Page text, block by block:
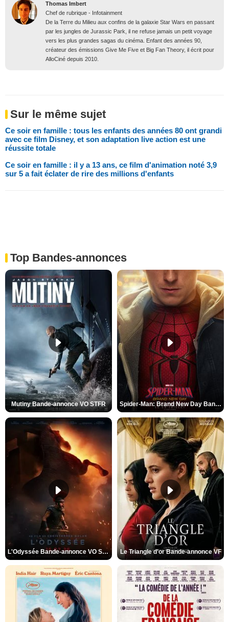
Thomas Imbert
Chef de rubrique - Infotainment
De la Terre du Milieu aux confins de la galaxie Star Wars en passant
par les jungles de Jurassic Park, il ne refuse jamais un petit voyage
vers les plus grandes sagas du cinéma. Enfant des années 90,
créateur des émissions Give Me Five et Big Fan Theory, il écrit pour
AlloCiné depuis 2010.
Sur le même sujet
Ce soir en famille : tous les enfants des années 80 ont grandi
avec ce film Disney, et son adaptation live action est une
réussite totale
Ce soir en famille : il y a 13 ans, ce film d'animation noté 3,9
sur 5 a fait éclater de rire des millions d'enfants
Top Bandes-annonces
Mutiny Bande-annonce VO STFR Spider-Man: Brand New Day Bande-annonce VO STFR
L'Odyssée Bande-annonce VO STFR Le Triangle d'or Bande-annonce VF